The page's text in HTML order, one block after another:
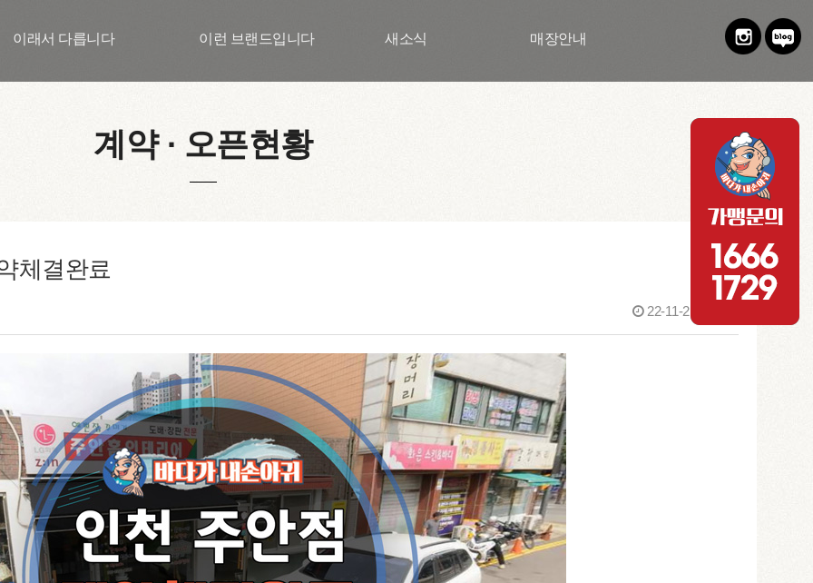
이래서 다릅니다 이런 브랜드입니다 새소식 매장안내
계약 ∙ 오픈현황
체결완료
22-11-21 14:17